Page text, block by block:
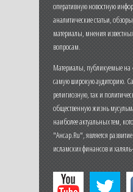
оперативную новостную
аналитические статьи,
материалы, мнения
вопросам.
Материалы, публикуемые на
самую широкую аудиторию.
религиозную, так и
общественную жизнь
наиболее актуальных тем,
"Ансар.Ru", является
исламских финансов и